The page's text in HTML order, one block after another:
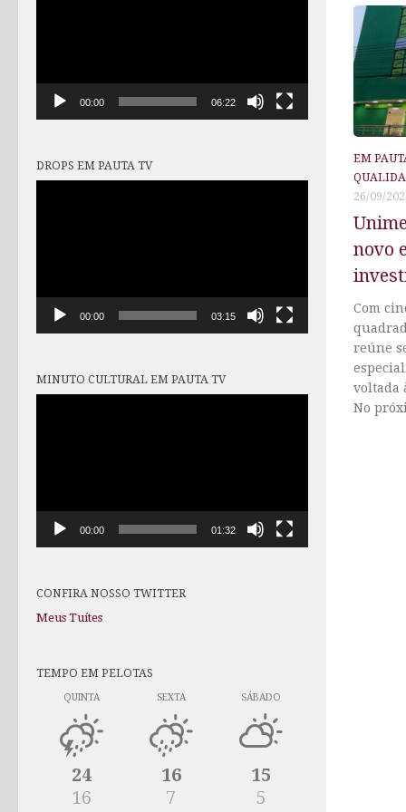
EM
26/09/
novo
Com
reúne
voltada
No
00:00 06:22
DROPS EM PAUTA TV
00:00 03:15
MINUTO CULTURAL EM PAUTA TV
00:00 01:32
CONFIRA NOSSO TWITTER
Meus Tuítes
TEMPO EM PELOTAS
QUINTA
24
16
SEXTA
16
7
SÁBADO
15
5